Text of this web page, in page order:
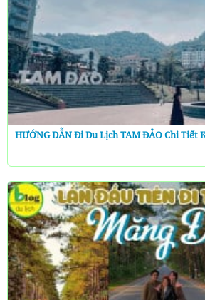
HƯỚNG DẪN Đi Du Lịch TAM ĐẢO Chi Tiết